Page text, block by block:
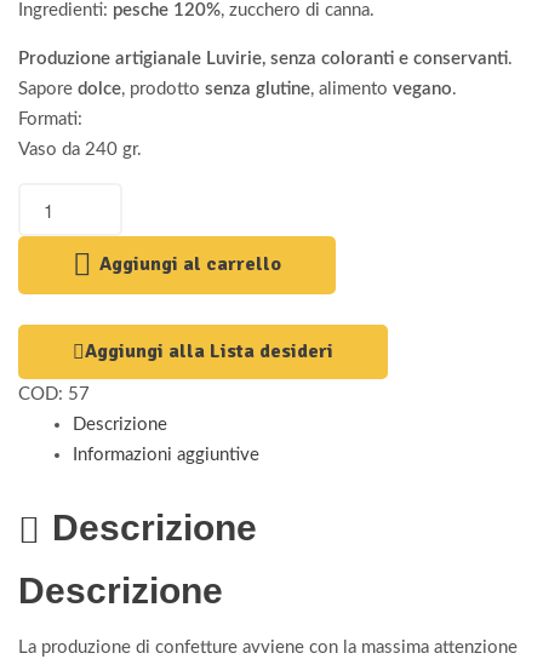
Ingredienti: pesche 120%, zucchero di canna.
Produzione artigianale Luvirie, senza coloranti e conservanti.
Sapore dolce, prodotto senza glutine, alimento vegano.
Formati:
Vaso da 240 gr.
Aggiungi al carrello
Aggiungi alla Lista desideri
COD: 57
Descrizione
Informazioni aggiuntive
Descrizione
Descrizione
La produzione di confetture avviene con la massima attenzione